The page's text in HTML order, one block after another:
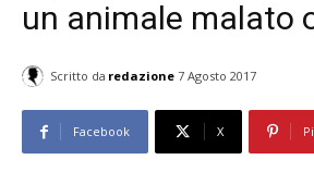
un animale malato
Scritto da redazione 7 Agosto 2017
Facebook X